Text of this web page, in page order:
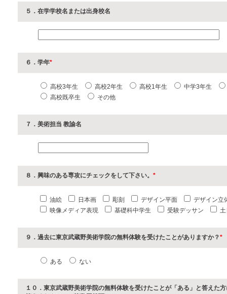
５．在学学校名または出身校名
６．学年*
高校3年生 高校2年生 高校1年生
中学3年生
高校既卒生
その他
７．美術担当 教諭名
８．興味のある専攻にチェックをして下さい。 *
油絵 日本画 彫刻 デザイン平面
デザイン立
映像メディア表現
基礎科中学生 受験デッサン
９．過去に東京武蔵野美術学院の無料体験を受けたことがありますか？*
ある ない
１０．東京武蔵野美術学院の無料体験を受けたことが「ある」と答えた